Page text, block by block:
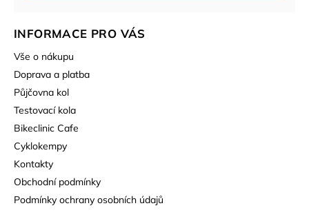
INFORMACE PRO VÁS
Vše o nákupu
Doprava a platba
Půjčovna kol
Testovací kola
Bikeclinic Cafe
Cyklokempy
Kontakty
Obchodní podmínky
Podmínky ochrany osobních údajů